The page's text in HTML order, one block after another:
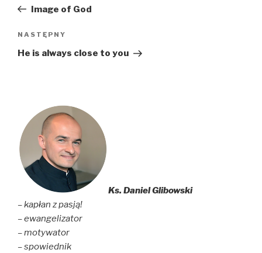
wpisImage of God
Następny
wpis
NASTĘPNY
He is always close to you
Ks. Daniel Glibowski
– kapłan z pasją!
– ewangelizator
– motywator
– spowiednik